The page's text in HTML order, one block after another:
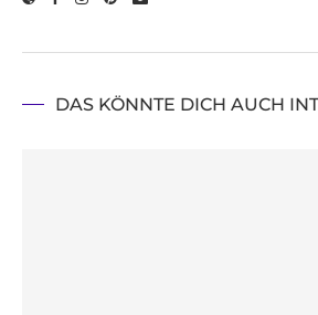
DAS KÖNNTE DICH AUCH